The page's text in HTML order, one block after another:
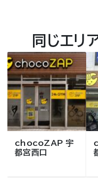
同じエリ
chocoZAP 宇
都宮西口